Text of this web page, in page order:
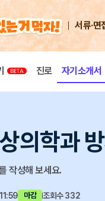
서류·면
진로 자기소개서
의학과
작성해 보세요.
마감 조회수 332